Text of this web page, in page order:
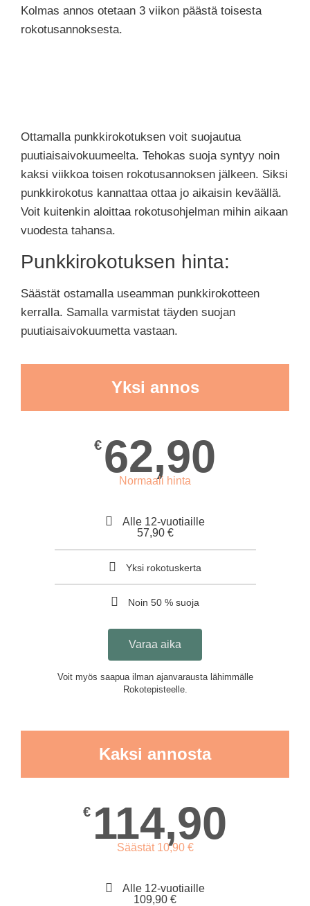
Kolmas annos otetaan 3 viikon päästä toisesta
rokotusannoksesta.
Ottamalla punkkirokotuksen voit suojautua
puutiaisaivokuumeelta. Tehokas suoja syntyy noin
kaksi viikkoa toisen rokotusannoksen jälkeen. Siksi
punkkirokotus kannattaa ottaa jo aikaisin keväällä.
Voit kuitenkin aloittaa rokotusohjelman mihin aikaan
vuodesta tahansa.
Punkkirokotuksen hinta:
Säästät ostamalla useamman punkkirokotteen
kerralla. Samalla varmistat täyden suojan
puutiaisaivokuumetta vastaan.
Yksi annos
€ 62,90
Normaali hinta
Alle 12-vuotiaille
57,90 €
Yksi rokotuskerta
Noin 50 % suoja
Varaa aika
Voit myös saapua ilman ajanvarausta lähimmälle
Rokotepisteelle.
Kaksi annosta
€ 114,90
Säästät 10,90 €
Alle 12-vuotiaille
109,90 €